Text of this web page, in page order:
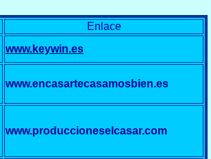
Enlace
www.keywin.es
www.encasartecasamosbien.es
www.produccioneselcasar.com